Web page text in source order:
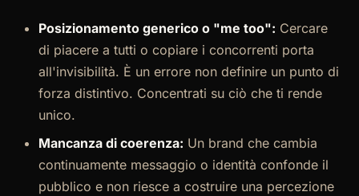
Posizionamento generico o "me too": Cercare
di piacere a tutti o copiare i concorrenti porta
all'invisibilità. È un errore non definire un punto di
forza distintivo. Concentrati su ciò che ti rende
unico.
Mancanza di coerenza: Un brand che cambia
continuamente messaggio o identità confonde il
pubblico e non riesce a costruire una percezione